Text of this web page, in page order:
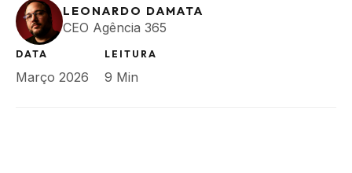
LEONARDO DAMATA
CEO Agência 365
DATA
Março 2026
LEITURA
9 Min